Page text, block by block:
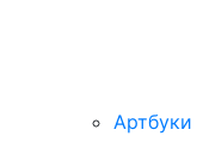
Артбуки